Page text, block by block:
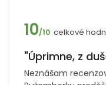
10/10 celkové
"Úprimne, z
Neznášam